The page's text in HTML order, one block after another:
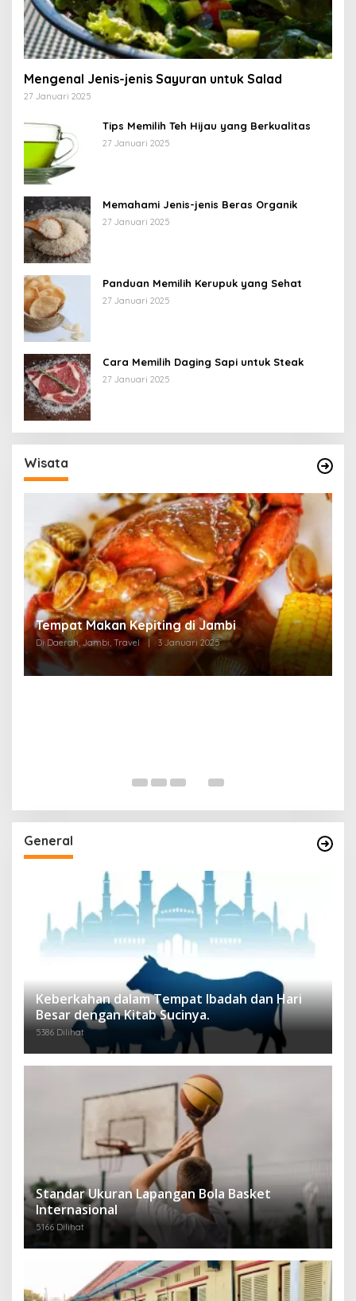
Mengenal Jenis-jenis Sayuran untuk Salad
27 Januari 2025
Tips Memilih Teh Hijau yang Berkualitas
27 Januari 2025
Memahami Jenis-jenis Beras Organik
27 Januari 2025
Panduan Memilih Kerupuk yang Sehat
27 Januari 2025
Cara Memilih Daging Sapi untuk Steak
27 Januari 2025
Wisata
Tempat Makan di Thehok Jambi
Di Daerah, Jambi, Travel 3 Januari 2025
General
Keberkahan dalam Tempat Ibadah dan Hari
Besar dengan Kitab Sucinya.
5386 Dilihat
Standar Ukuran Lapangan Bola Basket
Internasional
5166 Dilihat